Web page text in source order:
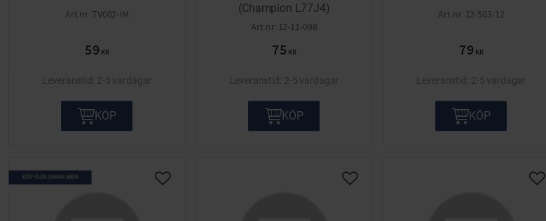
TV002-IM
59 KR
2-5 vardagar
KÖP
(Champion L77J4)
12-11-098
75 KR
2-5 vardagar
KÖP
12-503-12
79 KR
2-5 vardagar
KÖP
KÖP FLER SPARA MER
Lägg till i önskelista Lägg till i önskelista